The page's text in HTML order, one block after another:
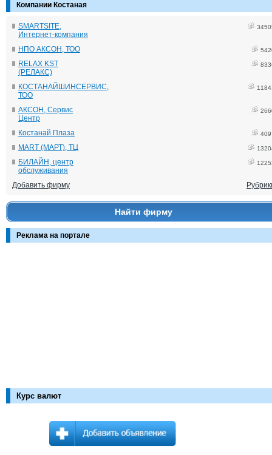
Компании Костаная
SMARTSITE,
Интернет-компания
НПО АКСОН, ТОО
RELAX KST
(РЕЛАКС)
КОСТАНАЙШИНСЕРВИС,
ТОО
АКСОН, Сервис
Центр
Костанай Плаза
MART (МАРТ), ТЦ
БИЛАЙН, центр
обслуживания
Добавить фирму
Найти фирму
Реклама на портале
Курс валют